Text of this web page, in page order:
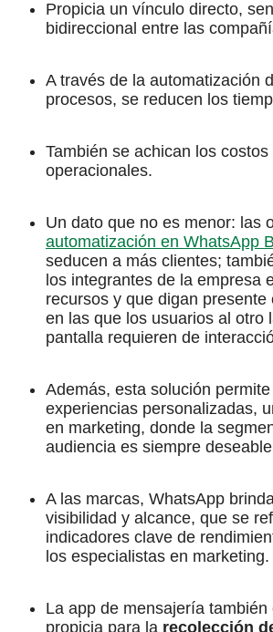
Propicia un vínculo directo,
bidireccional entre las
A través de la automatización
procesos, se reducen los
También se achican los
operacionales.
Un dato que no es menor: las
automatización en WhatsApp
seducen a más clientes;
los integrantes de la empresa
recursos y que digan presente
en las que los usuarios al otro
pantalla requieren de
Además, esta solución
experiencias personalizadas,
en marketing, donde la
audiencia es siempre
A las marcas, WhatsApp
visibilidad y alcance, que se
indicadores clave de
los especialistas en marketing.
La app de mensajería también
propicia para la recolección